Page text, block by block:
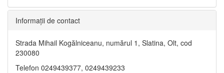
Informaţii de contact
Strada Mihail Kogălniceanu, numărul 1, Slatina, Olt, cod
230080
Telefon 0249439377, 0249439233